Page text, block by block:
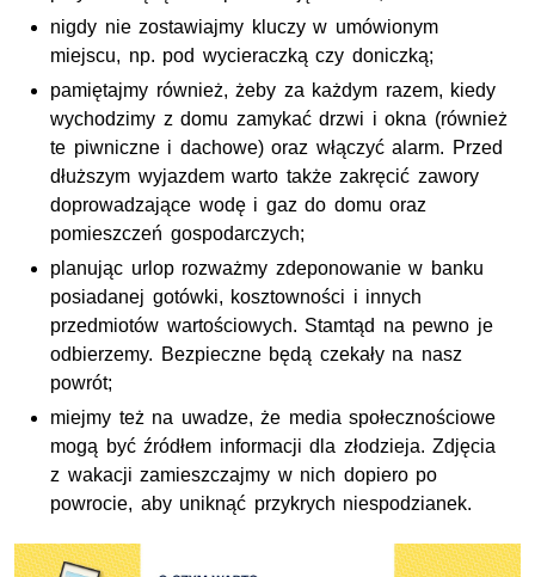
nigdy nie zostawiajmy kluczy w umówionym
miejscu, np. pod wycieraczką czy doniczką;
pamiętajmy również, żeby za każdym razem, kiedy
wychodzimy z domu zamykać drzwi i okna (również
te piwniczne i dachowe) oraz włączyć alarm. Przed
dłuższym wyjazdem warto także zakręcić zawory
doprowadzające wodę i gaz do domu oraz
pomieszczeń gospodarczych;
planując urlop rozważmy zdeponowanie w banku
posiadanej gotówki, kosztowności i innych
przedmiotów wartościowych. Stamtąd na pewno je
odbierzemy. Bezpieczne będą czekały na nasz
powrót;
miejmy też na uwadze, że media społecznościowe
mogą być źródłem informacji dla złodzieja. Zdjęcia
z wakacji zamieszczajmy w nich dopiero po
powrocie, aby uniknąć przykrych niespodzianek.